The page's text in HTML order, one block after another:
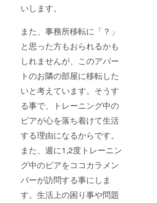
いします。
また、事務所移転に「？」
と思った方もおられるかも
しれませんが、このアパー
トのお隣の部屋に移転した
いと考えています。そうす
る事で、トレーニング中の
ピアが心を落ち着けて生活
する理由になるからです。
また、週に1,2度トレーニン
グ中のピアをココカラメン
バーが訪問する事にしま
す。生活上の困り事や問題